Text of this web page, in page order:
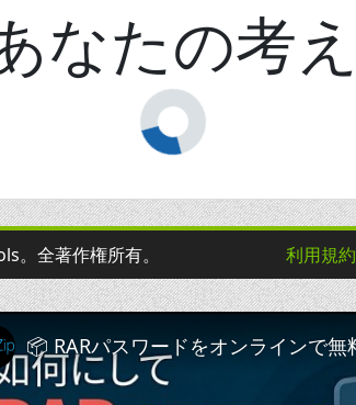
なたの考え
全著作権所有。 利用規約